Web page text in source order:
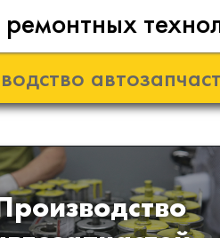
Разработка и
деталей из